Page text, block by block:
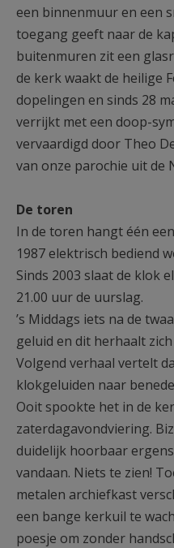
een binnenmuur en een
toegang geeft naar de
buitenmuren zit een
de kerk waakt de heilige
dopelingen en sinds 28
verrijkt met een doop-
vervaardigd door Theo
van onze parochie uit de
De toren
In de toren hangt één
1987 elektrisch bediend
Sinds 2003 slaat de klok
21.00 uur de uurslag.
’s Middags iets na de
geluid en dit herhaalt
Volgend verhaal vertelt
klokgeluiden naar
Ooit spookte het in de
zaterdagavondviering.
duidelijk hoorbaar
vandaan. Niets te zien!
metalen archiefkast
een bange kerkuil te
poesje om zonder